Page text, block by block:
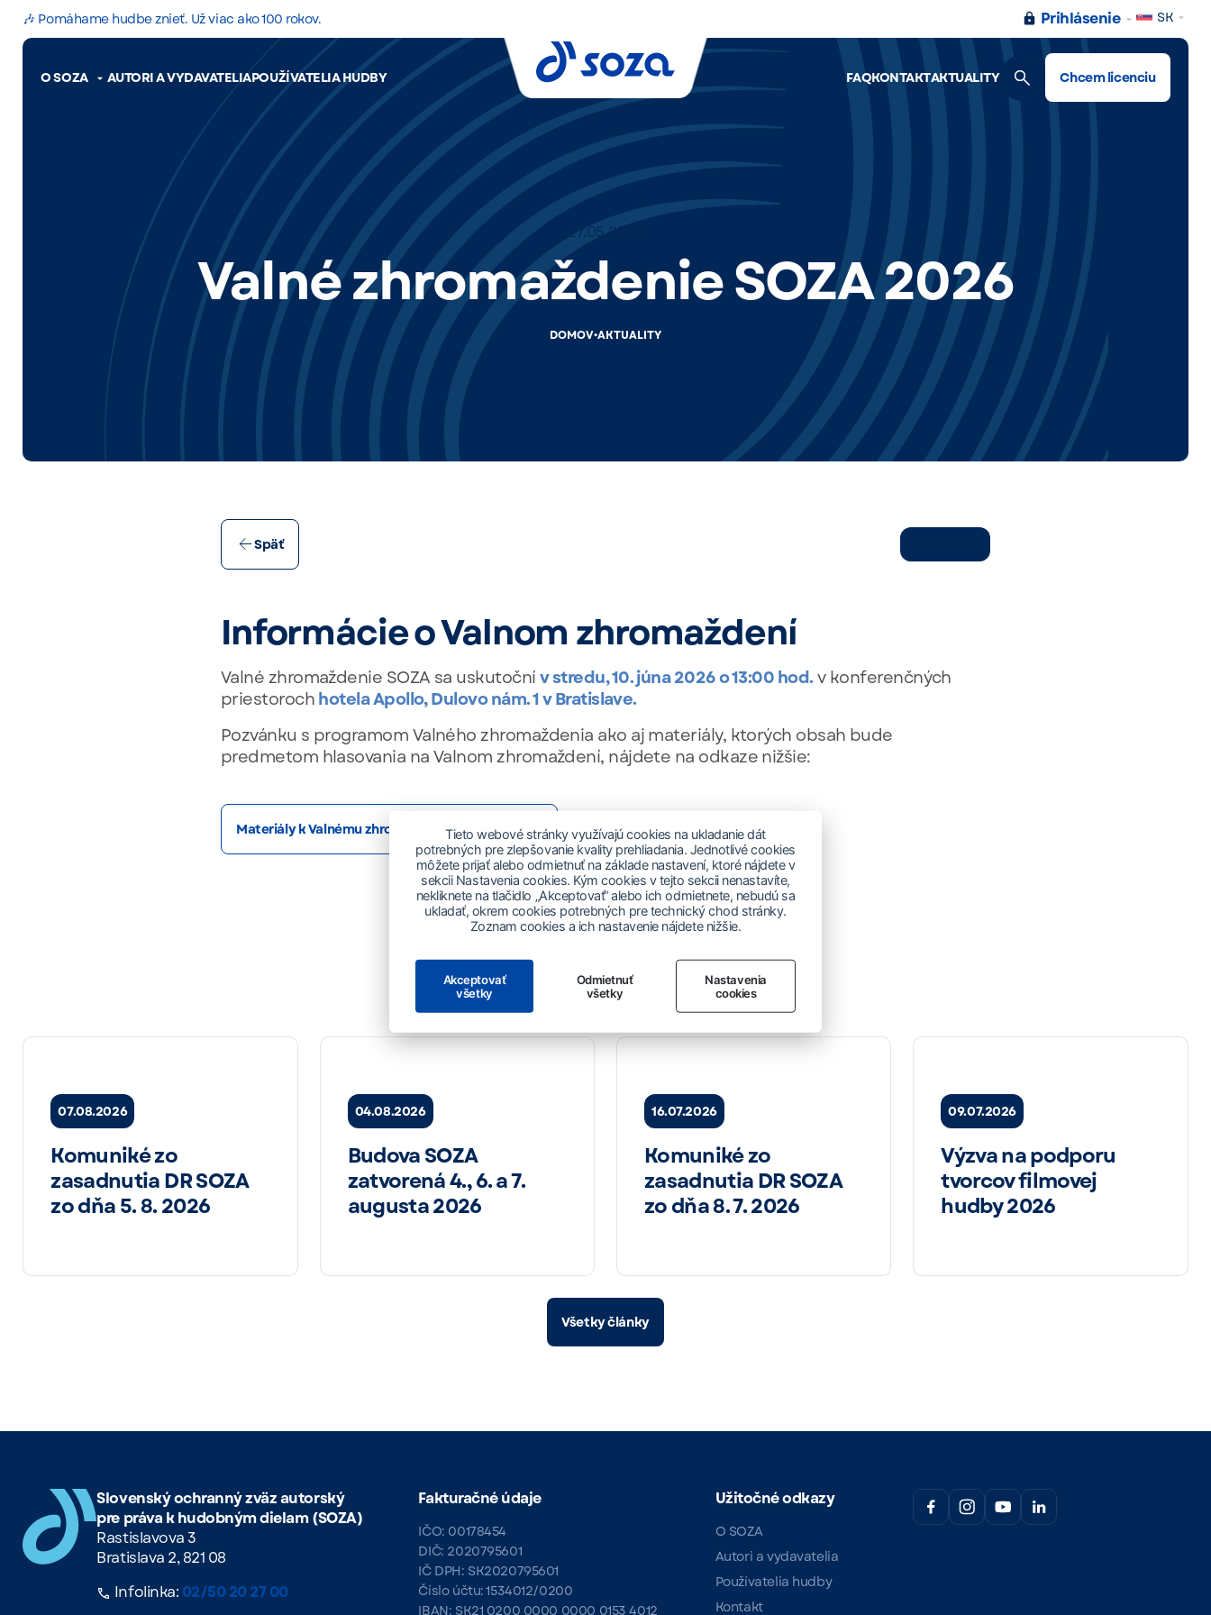
🎶 Pomáhame hudbe znieť. Už viac ako 100 rokov. Prihlásenie SK
O SOZA AUTORI A VYDAVATELIAPOUŽÍVATELIA HUDBY FAQKONTAKTAKTUALITY Chcem licenciu
27.05.2026
Valné zhromaždenie SOZA 2026
DOMOV•AKTUALITY
Späť
Informácie o Valnom zhromaždení
Valné zhromaždenie SOZA sa uskutočnív stredu, 10. júna 2026 o 13:00 hod.v konferenčných
priestorochhotela Apollo, Dulovo nám. 1 v Bratislave.
Pozvánku s programom Valného zhromaždenia ako aj materiály, ktorých obsah bude
predmetom hlasovania na Valnom zhromaždení, nájdete na odkaze nižšie:
Materiály k Valnému zhromaždeniu SOZA 2026
Prečítajte si aj
07.08.2026
Komuniké zo
zasadnutia DR SOZA
zo dňa 5. 8. 2026
04.08.2026
Budova SOZA
zatvorená 4., 6. a 7.
augusta 2026
16.07.2026
Komuniké zo
zasadnutia DR SOZA
zo dňa 8. 7. 2026
09.07.2026
Výzva na podporu
tvorcov filmovej
hudby 2026
Všetky články
Slovenský ochranný zväz autorský
pre práva k hudobným dielam (SOZA)
Rastislavova 3
Bratislava 2, 821 08
Infolinka: 02/50 20 27 00
Fakturačné údaje
IČO: 00178454
DIČ: 2020795601
IČ DPH: SK2020795601
Číslo účtu: 1534012/0200
IBAN: SK21 0200 0000 0000 0153 4012
Užitočné odkazy
O SOZA
Autori a vydavatelia
Používatelia hudby
Kontakt
Tieto webové stránky využívajú cookies na ukladanie dát
potrebných pre zlepšovanie kvality prehliadania. Jednotlivé cookies
môžete prijať alebo odmietnuť na základe nastavení, ktoré nájdete v
sekcii Nastavenia cookies. Kým cookies v tejto sekcii nenastavíte,
nekliknete na tlačidlo „Akceptovať“ alebo ich odmietnete, nebudú sa
ukladať, okrem cookies potrebných pre technický chod stránky.
Zoznam cookies a ich nastavenie nájdete nižšie.
Akceptovať
všetky
Odmietnuť
všetky
Nastavenia
cookies